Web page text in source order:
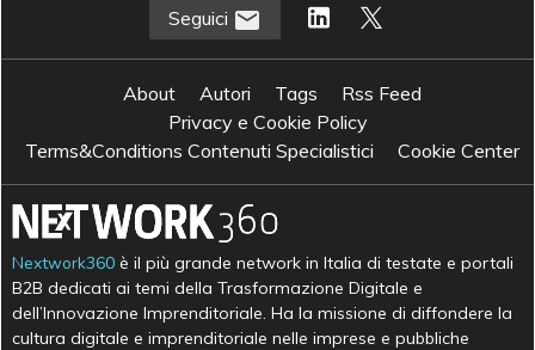
Seguici
About Autori Tags
Rss Feed
Privacy e Cookie Policy
Terms&Conditions Contenuti Specialistici
Cookie Center
Nextwork360 è il più grande network in Italia di testate e portali
B2B dedicati ai temi della Trasformazione Digitale e
dell’Innovazione Imprenditoriale. Ha la missione di diffondere la
cultura digitale e imprenditoriale nelle imprese e pubbliche